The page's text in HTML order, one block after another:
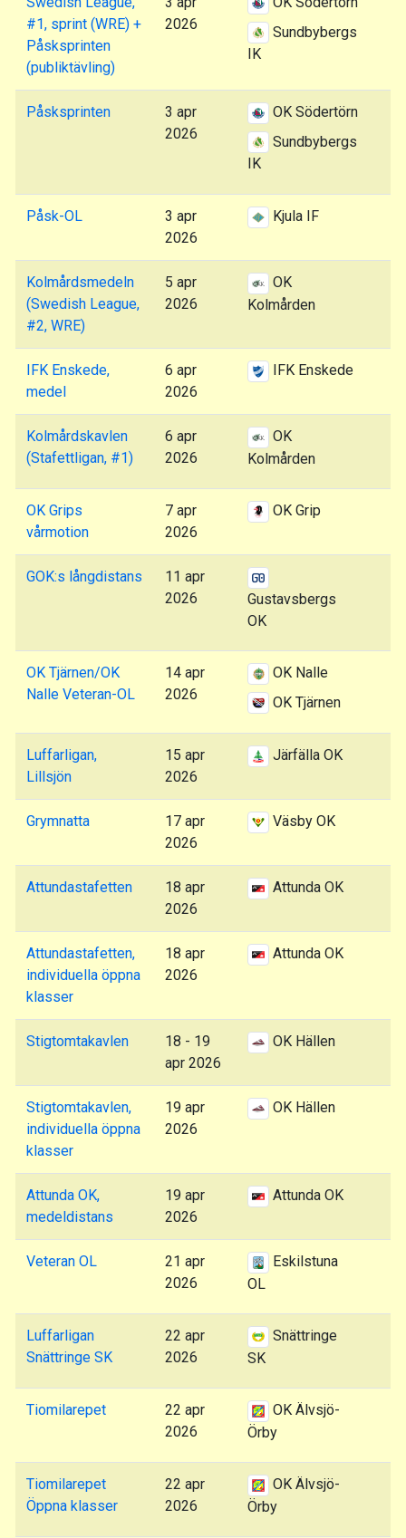
#1, sprint (WRE) +
Påsksprinten
(publiktävling)
2026
Sundbybergs
IK
Påsksprinten
3 apr
2026
OK Södertörn
Sundbybergs
IK
Påsk-OL
3 apr
2026
Kjula IF
Kolmårdsmedeln
(Swedish League,
#2, WRE)
5 apr
2026
OK
Kolmården
IFK Enskede,
medel
6 apr
2026
IFK Enskede
Kolmårdskavlen
(Stafettligan, #1)
6 apr
2026
OK
Kolmården
OK Grips
vårmotion
7 apr
2026
OK Grip
GOK:s långdistans
11 apr
2026
Gustavsbergs
OK
OK Tjärnen/OK
Nalle Veteran-OL
14 apr
2026
OK Nalle
OK Tjärnen
Luffarligan,
Lillsjön
15 apr
2026
Järfälla OK
Grymnatta
17 apr
2026
Väsby OK
Attundastafetten
18 apr
2026
Attunda OK
Attundastafetten,
individuella öppna
klasser
18 apr
2026
Attunda OK
Stigtomtakavlen
18 - 19
apr 2026
OK Hällen
Stigtomtakavlen,
individuella öppna
klasser
19 apr
2026
OK Hällen
Attunda OK,
medeldistans
19 apr
2026
Attunda OK
Veteran OL
21 apr
2026
Eskilstuna
OL
Luffarligan
Snättringe SK
22 apr
2026
Snättringe
SK
Tiomilarepet
22 apr
2026
OK Älvsjö-
Örby
Tiomilarepet
Öppna klasser
22 apr
2026
OK Älvsjö-
Örby